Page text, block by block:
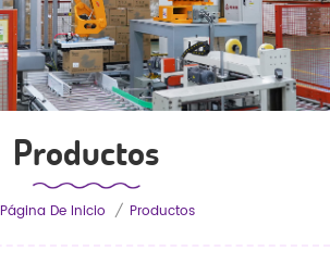
Productos
Página De Inicio / Productos